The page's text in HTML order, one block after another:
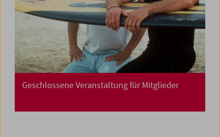
Geschlossene Veranstaltung für Mitglieder